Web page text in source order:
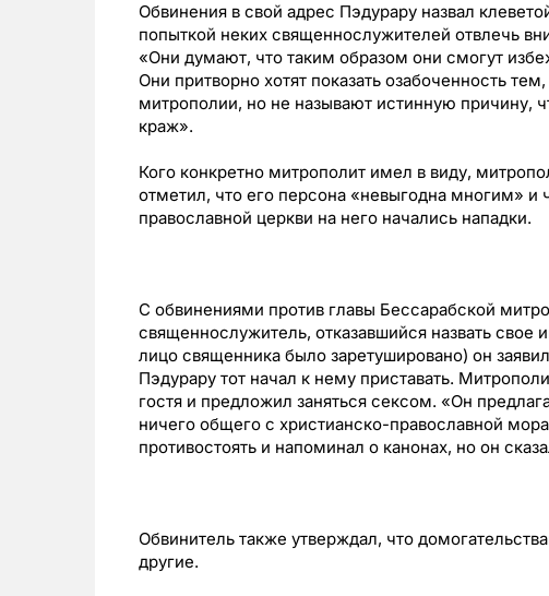
Обвинения в свой адрес Пэдурару назвал
попыткой неких священнослужителей отвлечь
«Они думают, что таким образом они смогут
Они притворно хотят показать озабоченность
митрополии, но не называют истинную причину,
краж».
Кого конкретно митрополит имел в виду,
отметил, что его персона «невыгодна многим» и
православной церкви на него начались нападки.
С обвинениями против главы Бессарабской
священнослужитель, отказавшийся назвать
лицо священника было заретушировано) он
Пэдурару тот начал к нему приставать.
гостя и предложил заняться сексом. «Он
ничего общего с христианско-православной
противостоять и напоминал о канонах, но он
Обвинитель также утверждал, что
другие.